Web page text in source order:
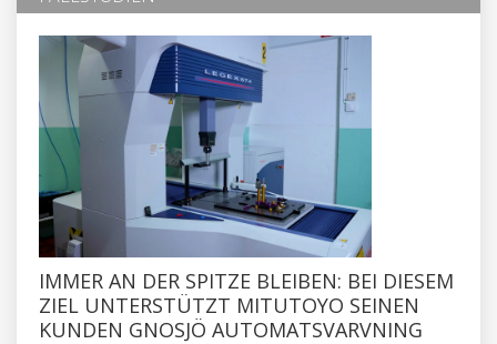
IMMER AN DER SPITZE BLEIBEN: BEI DIESEM
ZIEL UNTERSTÜTZT MITUTOYO SEINEN
KUNDEN GNOSJÖ AUTOMATSVARVNING